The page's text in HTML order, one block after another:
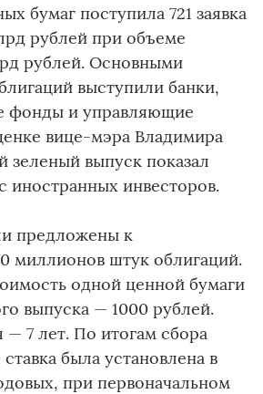
бумаг поступила 721 заявка
рублей при объеме
рублей. Основными
выступили банки,
фонды и управляющие
вице-мэра Владимира
зеленый выпуск показал
иностранных инвесторов.
предложены к
миллионов штук облигаций.
одной ценной бумаги
выпуска — 1000 рублей.
7 лет. По итогам сбора
была установлена в
при первоначальном